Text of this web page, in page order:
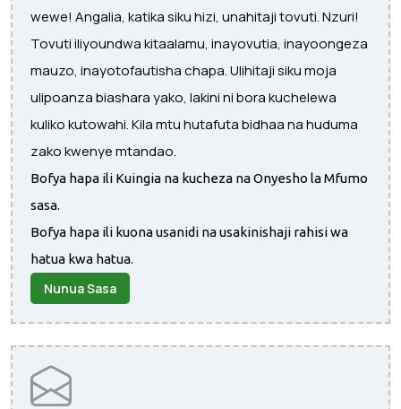
wewe! Angalia, katika siku hizi, unahitaji tovuti. Nzuri!
Tovuti iliyoundwa kitaalamu, inayovutia, inayoongeza
mauzo, inayotofautisha chapa. Ulihitaji siku moja
ulipoanza biashara yako, lakini ni bora kuchelewa
kuliko kutowahi. Kila mtu hutafuta bidhaa na huduma
zako kwenye mtandao.
Bofya hapa ili Kuingia na kucheza na Onyesho la Mfumo
sasa.
Bofya hapa ili kuona usanidi na usakinishaji rahisi wa
hatua kwa hatua.
Nunua Sasa